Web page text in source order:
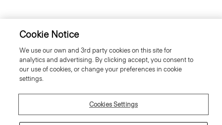
Cookie Notice
We use our own and 3rd party cookies on this site for
analytics and advertising. By clicking accept, you consent to
our use of cookies, or change your preferences in cookie
settings.
Cookies Settings